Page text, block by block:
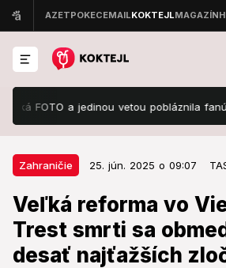
a jedinou vetou pobláznila fanúšikov:
Zahraničie 25. jún. 2025 o 09:07
Veľká reforma vo
Trest smrti sa
desať najťažších
Zahraničie 25. jún. 2025 o 09:07
Veľká reforma vo
smrti sa obmedzuje
najťažších zločinov